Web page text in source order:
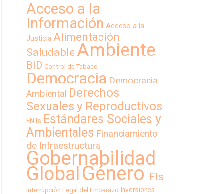
Acceso a la
Información Acceso a la
Justicia Alimentación
Saludable Ambiente
BID Control de Tabaco
Democracia Democracia
Ambiental Derechos
Sexuales y Reproductivos
ENTs Estándares Sociales y
Ambientales Financiamiento
de Infraestructura
Gobernabilidad
GlobalGénero IFIs
Interrupción Legal del Embarazo Inversiones